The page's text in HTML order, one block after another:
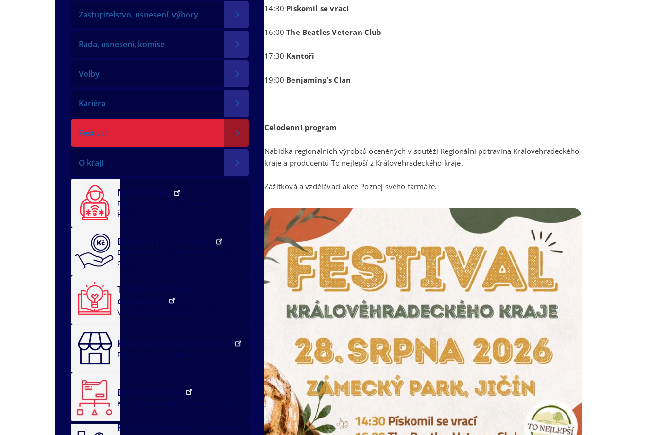
Zastupitelstvo, usnesení, výbory
Rada, usnesení, komise
Volby
Kariéra
Festival
O kraji
NežKlikneš
Rychlá pomoc
Řeším problém
Dotační portál kraje
Dotační oblasti
oblasti
Týden vzdělávání
dospělých
Vzdělávací akce
Královéhradecké tržiště
Registrace
Datový portál
Kraj v datech
Portál územního plánování
14:30 Pískomil se vrací
16:00The Beatles Veteran Club
17:30 Kantoři
19:00 Benjaming's Clan
Celodenní program
Nabídka regionálních výrobců oceněných v soutěži Regionální potravina Královehradeckého
kraje a producentů To nejlepší z Královehradeckého kraje.
Zážitková a vzdělávací akce Poznej svého farmáře.